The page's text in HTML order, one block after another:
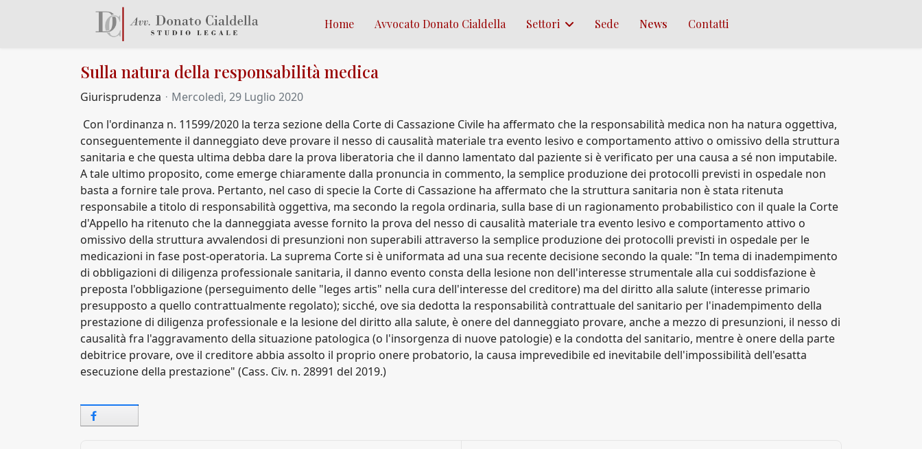
Home Avvocato Donato Cialdella Settori Sede News Contatti
Sulla natura della responsabilità medica
Giurisprudenza
Mercoledì, 29 Luglio 2020
Con l'ordinanza n. 11599/2020 la terza sezione della Corte di Cassazione Civile ha affermato che la responsabilità medica non ha natura oggettiva,
conseguentemente il danneggiato deve provare il nesso di causalità materiale tra evento lesivo e comportamento attivo o omissivo della struttura
sanitaria e che questa ultima debba dare la prova liberatoria che il danno lamentato dal paziente si è verificato per una causa a sé non imputabile.
A tale ultimo proposito, come emerge chiaramente dalla pronuncia in commento, la semplice produzione dei protocolli previsti in ospedale non
basta a fornire tale prova. Pertanto, nel caso di specie la Corte di Cassazione ha affermato che la struttura sanitaria non è stata ritenuta
responsabile a titolo di responsabilità oggettiva, ma secondo la regola ordinaria, sulla base di un ragionamento probabilistico con il quale la Corte
d'Appello ha ritenuto che la danneggiata avesse fornito la prova del nesso di causalità materiale tra evento lesivo e comportamento attivo o
omissivo della struttura avvalendosi di presunzioni non superabili attraverso la semplice produzione dei protocolli previsti in ospedale per le
medicazioni in fase post-operatoria. La suprema Corte si è uniformata ad una sua recente decisione secondo la quale: "In tema di inadempimento
di obbligazioni di diligenza professionale sanitaria, il danno evento consta della lesione non dell'interesse strumentale alla cui soddisfazione è
preposta l'obbligazione (perseguimento delle "leges artis" nella cura dell'interesse del creditore) ma del diritto alla salute (interesse primario
presupposto a quello contrattualmente regolato); sicché, ove sia dedotta la responsabilità contrattuale del sanitario per l'inadempimento della
prestazione di diligenza professionale e la lesione del diritto alla salute, è onere del danneggiato provare, anche a mezzo di presunzioni, il nesso di
causalità fra l'aggravamento della situazione patologica (o l'insorgenza di nuove patologie) e la condotta del sanitario, mentre è onere della parte
debitrice provare, ove il creditore abbia assolto il proprio onere probatorio, la causa imprevedibile ed inevitabile dell'impossibilità dell'esatta
esecuzione della prestazione" (Cass. Civ. n. 28991 del 2019.)